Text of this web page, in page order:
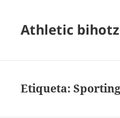
Athletic
Etiqueta: